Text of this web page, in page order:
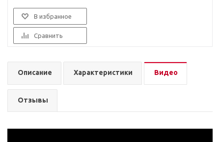
В избранное
Сравнить
Описание Характеристики Видео
Отзывы